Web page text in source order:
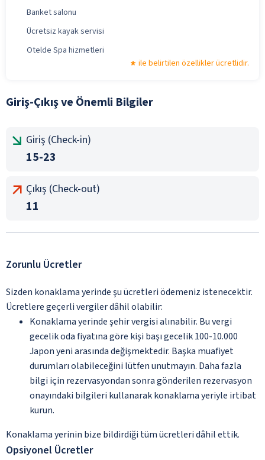
Banket salonu
Ücretsiz kayak servisi
Otelde Spa hizmetleri
ile belirtilen özellikler ücretlidir.
Giriş-Çıkış ve Önemli Bilgiler
Giriş (Check-in)
15-23
Çıkış (Check-out)
11
Zorunlu Ücretler
Sizden konaklama yerinde şu ücretleri ödemeniz istenecektir.
Ücretlere geçerli vergiler dâhil olabilir:
Konaklama yerinde şehir vergisi alınabilir. Bu vergi
gecelik oda fiyatına göre kişi başı gecelik 100-10.000
Japon yeni arasında değişmektedir. Başka muafiyet
durumları olabileceğini lütfen unutmayın. Daha fazla
bilgi için rezervasyondan sonra gönderilen rezervasyon
onayındaki bilgileri kullanarak konaklama yeriyle irtibat
kurun.
Konaklama yerinin bize bildirdiği tüm ücretleri dâhil ettik.
Opsiyonel Ücretler